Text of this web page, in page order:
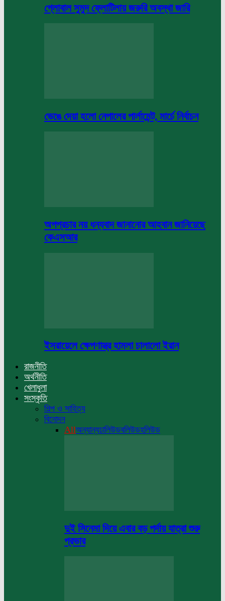
গ্লোবাল সুমুদ ফ্লোটিলায় জরুরি অবস্থা জারি
ভেঙে দেয়া হলো নেপালের পার্লামেন্ট, মার্চে নির্বাচন
অপপ্রচার নয় ধন্যবাদ জানানোর আহবান জানিয়েছে
কেএসআর
ইসরায়েলে ক্ষেপণাস্ত্র হামলা চালালো ইরান
রাজনীতি
অর্থনীতি
খেলাধুলা
সংস্কৃতি
শিল্প ও সাহিত্য
বিনোদন
Allঅন্যান্যঢালিউডবলিউডহলিউড
দুই সিনেমা দিয়ে এবার বড় পর্দায় যাত্রা শুরু
প্রভার